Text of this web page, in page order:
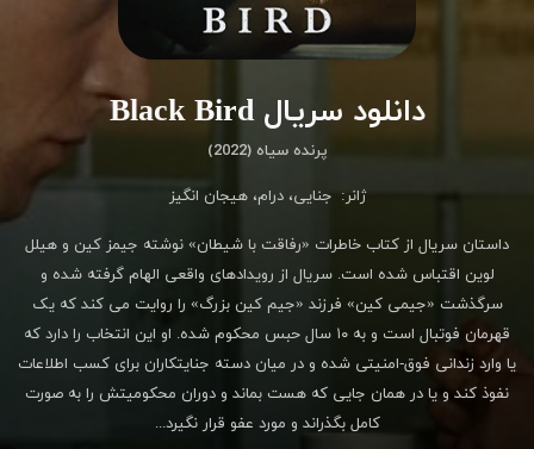
دانلود سریال Black Bird
پرنده سیاه (2022)
ژانر: جنایی،درام،هیجان انگیز
داستان سریال از کتاب خاطرات «رفاقت با شیطان» نوشته جیمز کین و هیلل
لوین اقتباس شده است. سریال از رویدادهای واقعی الهام گرفته شده و
سرگذشت «جیمی کین» فرزند «جیم کین بزرگ» را روایت می کند که یک
قهرمان فوتبال است و به ۱۰ سال حبس محکوم شده. او این انتخاب را دارد که
یا وارد زندانی فوق-امنیتی شده و در میان دسته جنایتکاران برای کسب اطلاعات
نفوذ کند و یا در همان جایی که هست بماند و دوران محکومیتش را به صورت
کامل بگذراند و مورد عفو قرار نگیرد...